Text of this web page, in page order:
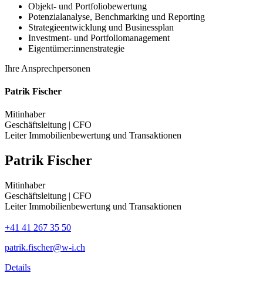
Objekt- und Portfoliobewertung
Potenzialanalyse, Benchmarking und Reporting
Strategieentwicklung und Businessplan
Investment- und Portfoliomanagement
Eigentümer:innenstrategie
Ihre Ansprechpersonen
Patrik Fischer
Mitinhaber
Geschäftsleitung | CFO
Leiter Immobilienbewertung und Transaktionen
Patrik Fischer
Mitinhaber
Geschäftsleitung | CFO
Leiter Immobilienbewertung und Transaktionen
+41 41 267 35 50
patrik.fischer@w-i.ch
Details